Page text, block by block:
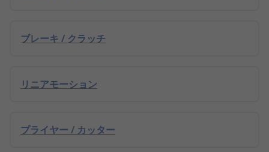
ブレーキ / クラッチ
リニアモーション
プライヤー / カッター